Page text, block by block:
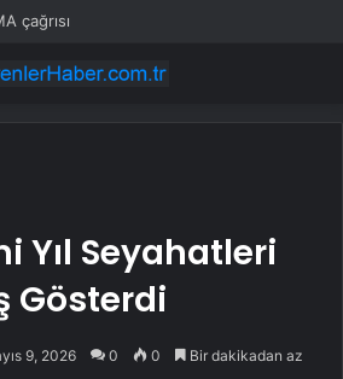
çağrısı
Yıl Seyahatleri
Gösterdi
9, 2026 0 0 Bir dakikadan az